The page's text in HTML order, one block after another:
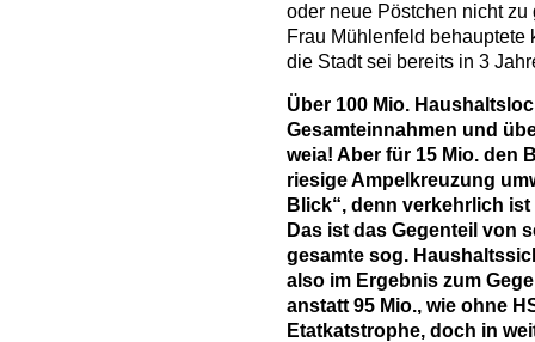
oder neue Pöstchen nicht zu
Frau Mühlenfeld behauptete
die Stadt sei bereits in 3
Über 100 Mio.
Gesamteinnahmen und
weia! Aber für 15 Mio. den
riesige Ampelkreuzung
Blick“, denn verkehrlich
Das ist das Gegenteil von
gesamte sog.
also im Ergebnis zum
anstatt 95 Mio., wie ohne
Etatkatstrophe, doch in